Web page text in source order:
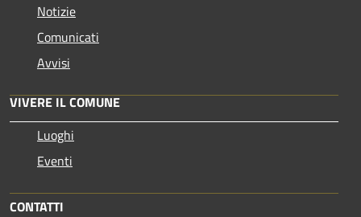
Notizie
Comunicati
Avvisi
VIVERE IL COMUNE
Luoghi
Eventi
CONTATTI